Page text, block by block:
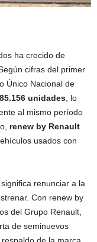
ha crecido de
cifras del primer
Único Nacional de
unidades , lo
al mismo período
renew by Renault
usados con
renunciar a la
Con renew by
del Grupo Renault,
de seminuevos